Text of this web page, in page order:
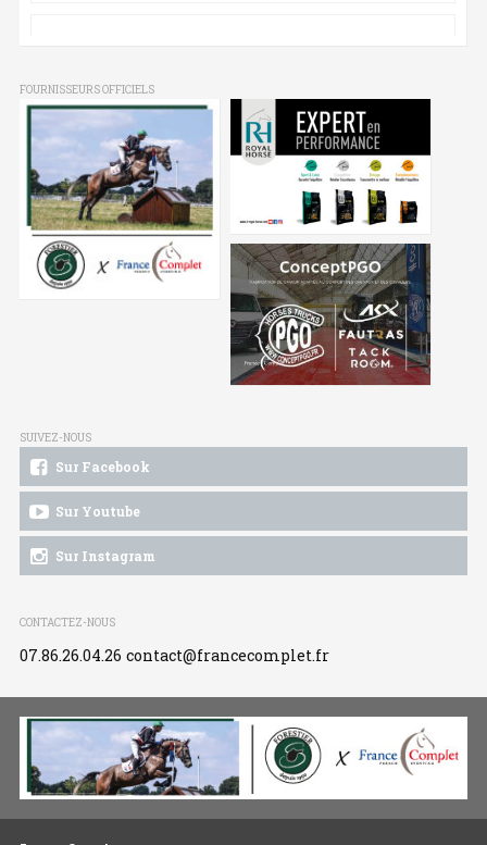
FOURNISSEURS OFFICIELS
SUIVEZ-NOUS
Sur Facebook
Sur Youtube
Sur Instagram
CONTACTEZ-NOUS
07.86.26.04.26 contact@francecomplet.fr